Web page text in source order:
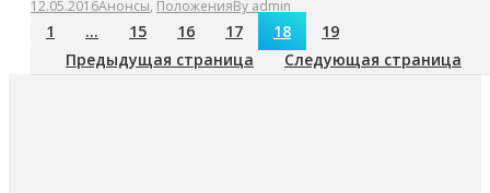
12.05.2016Анонсы, ПоложенияBy admin
1 … 15 16 17 18
19
Предыдущая страница
Следующая страница